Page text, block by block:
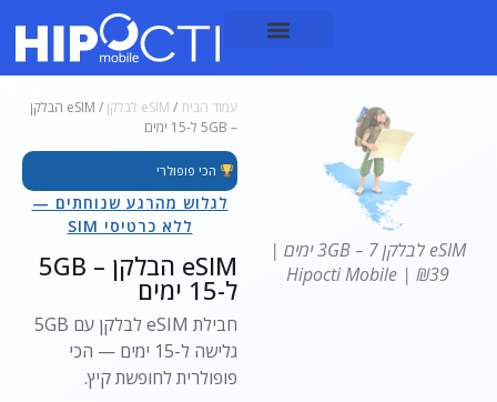
עמוד הבית / eSIM לבלקן
/ eSIM הבלקן
– 5GB ל-15 ימים
הכי פופולרי
לגלוש מהרגע שנוחתים —
ללא כרטיסי SIM
eSIM הבלקן – 5GB
ל-15 ימים
חבילת eSIM לבלקן עם 5GB
גלישה ל-15 ימים — הכי
פופולרית לחופשת קיץ.
eSIM לבלקן 3GB – 7 ימים |
₪39 | Hipocti Mobile